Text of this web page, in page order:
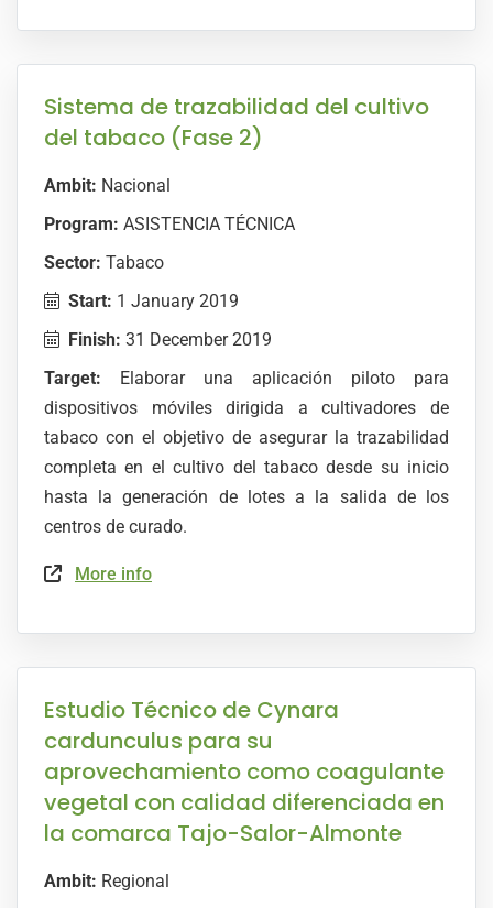
Sistema de trazabilidad del cultivo
del tabaco (Fase 2)
Ambit: Nacional
Program: ASISTENCIA TÉCNICA
Sector: Tabaco
Start: 1 January 2019
Finish: 31 December 2019
Target: Elaborar una aplicación piloto para
dispositivos móviles dirigida a cultivadores de
tabaco con el objetivo de asegurar la trazabilidad
completa en el cultivo del tabaco desde su inicio
hasta la generación de lotes a la salida de los
centros de curado.
More info
Estudio Técnico de Cynara
cardunculus para su
aprovechamiento como coagulante
vegetal con calidad diferenciada en
la comarca Tajo-Salor-Almonte
Ambit: Regional